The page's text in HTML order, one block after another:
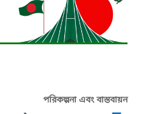
পরিকল্পনা এবং বাস্তবায়ন